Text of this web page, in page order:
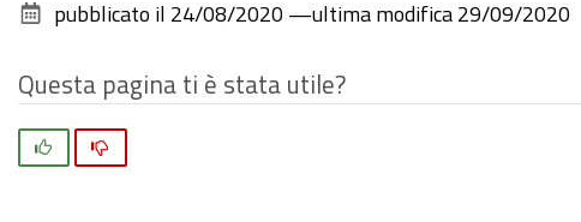
pubblicato il 24/08/2020 —ultima modifica 29/09/2020
Questa pagina ti è stata utile?